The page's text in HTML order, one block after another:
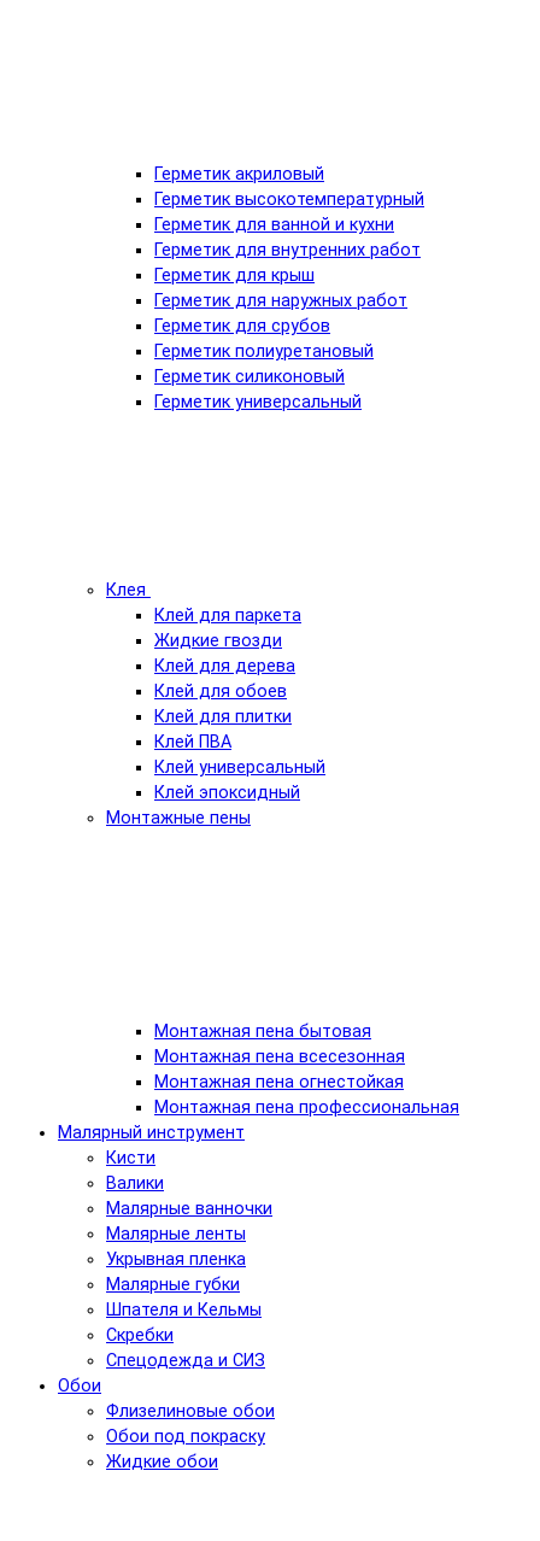
Герметик акриловый
Герметик высокотемпературный
Герметик для ванной и кухни
Герметик для внутренних работ
Герметик для крыш
Герметик для наружных работ
Герметик для срубов
Герметик полиуретановый
Герметик силиконовый
Герметик универсальный
Клея
Клей для паркета
Жидкие гвозди
Клей для дерева
Клей для обоев
Клей для плитки
Клей ПВА
Клей универсальный
Клей эпоксидный
Монтажные пены
Монтажная пена бытовая
Монтажная пена всесезонная
Монтажная пена огнестойкая
Монтажная пена профессиональная
Малярный инструмент
Кисти
Валики
Малярные ванночки
Малярные ленты
Укрывная пленка
Малярные губки
Шпателя и Кельмы
Скребки
Спецодежда и СИЗ
Обои
Флизелиновые обои
Обои под покраску
Жидкие обои